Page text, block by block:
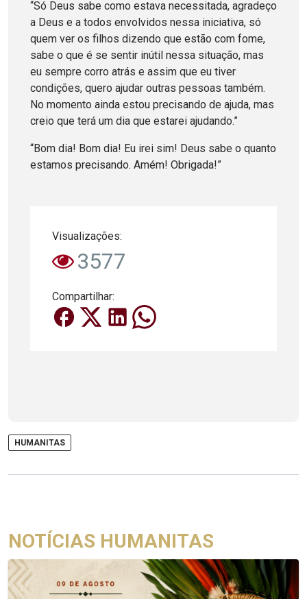
“Só Deus sabe como estava necessitada, agradeço
a Deus e a todos envolvidos nessa iniciativa, só
quem ver os filhos dizendo que estão com fome,
sabe o que é se sentir inútil nessa situação, mas
eu sempre corro atrás e assim que eu tiver
condições, quero ajudar outras pessoas também.
No momento ainda estou precisando de ajuda, mas
creio que terá um dia que estarei ajudando.”
“Bom dia! Bom dia! Eu irei sim! Deus sabe o quanto
estamos precisando. Amém! Obrigada!”
Visualizações:
3577
Compartilhar:
HUMANITAS
NOTÍCIAS HUMANITAS